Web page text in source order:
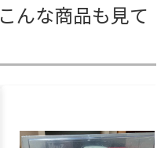
んな商品も見て